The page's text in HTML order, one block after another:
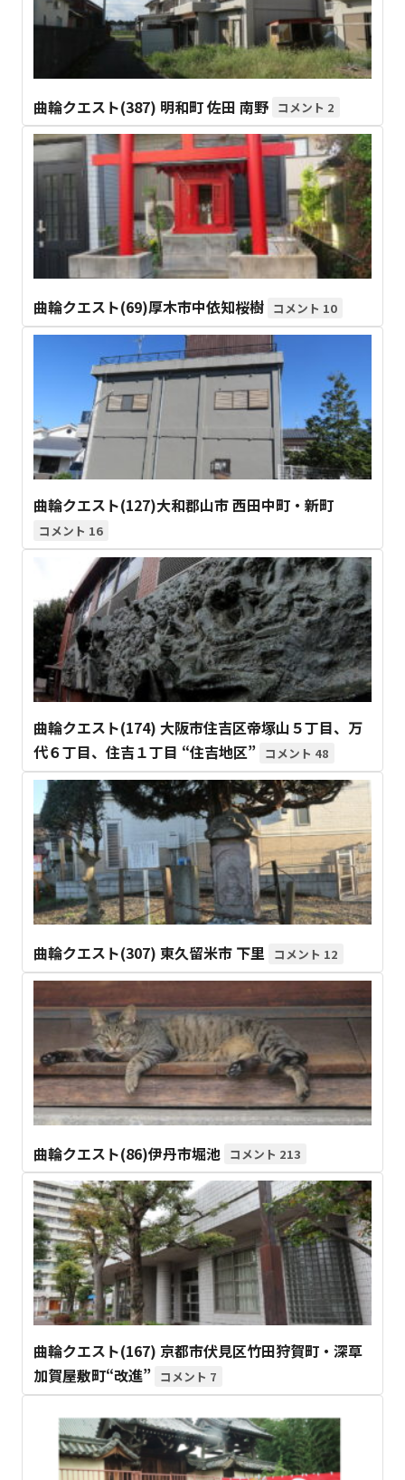
曲輪クエスト(387) 明和町 佐田 南野 2
曲輪クエスト(69)厚木市中依知桜樹 10
曲輪クエスト(127)大和郡山市 西田中町・新町
16
曲輪クエスト(174) 大阪市住吉区帝塚山５丁目、万
代６丁目、住吉１丁目 “住吉地区”
48
曲輪クエスト(307) 東久留米市 下里 12
曲輪クエスト(86)伊丹市堀池 213
曲輪クエスト(167) 京都市伏見区竹田狩賀町・深草
加賀屋敷町“改進”
7